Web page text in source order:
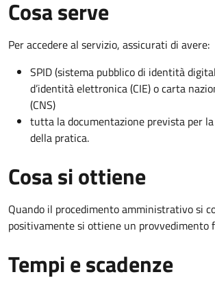
Cosa serve
Per accedere al servizio, assicurati di avere:
SPID (sistema pubblico di identità
d’identità elettronica (CIE) o carta
(CNS)
tutta la documentazione prevista per
della pratica.
Cosa si ottiene
Quando il procedimento amministrativo si
positivamente si ottiene un provvedimento
Tempi e scadenze